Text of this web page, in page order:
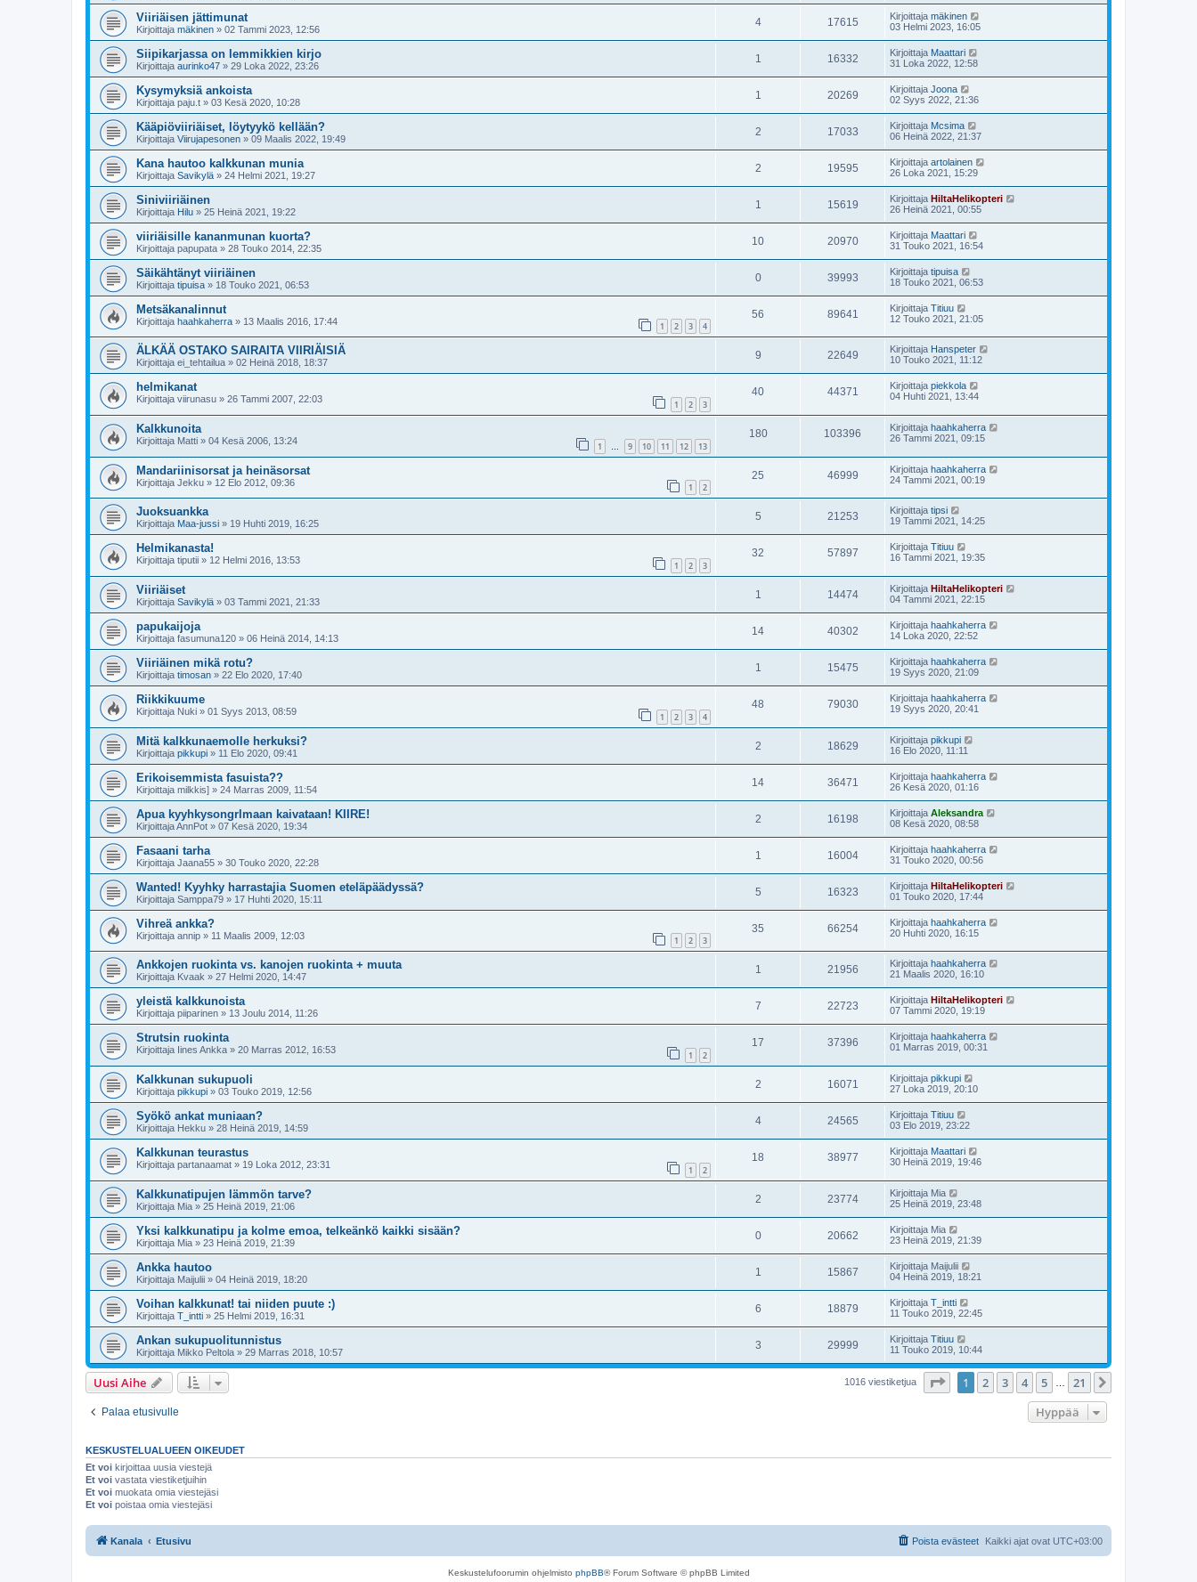
Viiriäisen jättimunat
Kirjoittaja mäkinen » 02 Tammi 2023, 12:56
4 17615 Kirjoittaja mäkinen
03 Helmi 2023, 16:05
Siipikarjassa on lemmikkien kirjo
Kirjoittaja aurinko47 » 29 Loka 2022, 23:26
1 16332 Kirjoittaja Maattari
31 Loka 2022, 12:58
Kysymyksiä ankoista
Kirjoittaja paju.t » 03 Kesä 2020, 10:28
1 20269 Kirjoittaja Joona
02 Syys 2022, 21:36
Kääpiöviiriäiset, löytyykö kellään?
Kirjoittaja Viirujapesonen » 09 Maalis 2022, 19:49
2 17033 Kirjoittaja Mcsima
06 Heinä 2022, 21:37
Kana hautoo kalkkunan munia
Kirjoittaja Savikylä » 24 Helmi 2021, 19:27
2 19595 Kirjoittaja artolainen
26 Loka 2021, 15:29
Siniviiriäinen
Kirjoittaja Hilu » 25 Heinä 2021, 19:22
1 15619 Kirjoittaja HiltaHelikopteri
26 Heinä 2021, 00:55
viiriäisille kananmunan kuorta?
Kirjoittaja papupata » 28 Touko 2014, 22:35
10 20970 Kirjoittaja Maattari
31 Touko 2021, 16:54
Säikähtänyt viiriäinen
Kirjoittaja tipuisa » 18 Touko 2021, 06:53
0 39993 Kirjoittaja tipuisa
18 Touko 2021, 06:53
Metsäkanalinnut
Kirjoittaja haahkaherra » 13 Maalis 2016, 17:44 1 2 3 4
56 89641 Kirjoittaja Titiuu
12 Touko 2021, 21:05
ÄLKÄÄ OSTAKO SAIRAITA VIIRIÄISIÄ
Kirjoittaja ei_tehtailua » 02 Heinä 2018, 18:37
9 22649 Kirjoittaja Hanspeter
10 Touko 2021, 11:12
helmikanat
Kirjoittaja viirunasu » 26 Tammi 2007, 22:03 1 2 3
40 44371 Kirjoittaja piekkola
04 Huhti 2021, 13:44
Kalkkunoita
Kirjoittaja Matti » 04 Kesä 2006, 13:24 1 … 9 10 11 12 13
180 103396 Kirjoittaja haahkaherra
26 Tammi 2021, 09:15
Mandariinisorsat ja heinäsorsat
Kirjoittaja Jekku » 12 Elo 2012, 09:36 1 2
25 46999 Kirjoittaja haahkaherra
24 Tammi 2021, 00:19
Juoksuankka
Kirjoittaja Maa-jussi » 19 Huhti 2019, 16:25
5 21253 Kirjoittaja tipsi
19 Tammi 2021, 14:25
Helmikanasta!
Kirjoittaja tiputii » 12 Helmi 2016, 13:53 1 2 3
32 57897 Kirjoittaja Titiuu
16 Tammi 2021, 19:35
Viiriäiset
Kirjoittaja Savikylä » 03 Tammi 2021, 21:33
1 14474 Kirjoittaja HiltaHelikopteri
04 Tammi 2021, 22:15
papukaijoja
Kirjoittaja fasumuna120 » 06 Heinä 2014, 14:13
14 40302 Kirjoittaja haahkaherra
14 Loka 2020, 22:52
Viiriäinen mikä rotu?
Kirjoittaja timosan » 22 Elo 2020, 17:40
1 15475 Kirjoittaja haahkaherra
19 Syys 2020, 21:09
Riikkikuume
Kirjoittaja Nuki » 01 Syys 2013, 08:59 1 2 3 4
48 79030 Kirjoittaja haahkaherra
19 Syys 2020, 20:41
Mitä kalkkunaemolle herkuksi?
Kirjoittaja pikkupi » 11 Elo 2020, 09:41
2 18629 Kirjoittaja pikkupi
16 Elo 2020, 11:11
Erikoisemmista fasuista??
Kirjoittaja milkkis] » 24 Marras 2009, 11:54
14 36471 Kirjoittaja haahkaherra
26 Kesä 2020, 01:16
Apua kyyhkysongrlmaan kaivataan! KIIRE!
KirjoittajaAnnPot » 07 Kesä 2020, 19:34
2 16198 Kirjoittaja Aleksandra
08 Kesä 2020, 08:58
Fasaani tarha
Kirjoittaja Jaana55 » 30 Touko 2020, 22:28
1 16004 Kirjoittaja haahkaherra
31 Touko 2020, 00:56
Wanted! Kyyhky harrastajia Suomen eteläpäädyssä?
Kirjoittaja Samppa79 » 17 Huhti 2020, 15:11
5 16323 Kirjoittaja HiltaHelikopteri
01 Touko 2020, 17:44
Vihreä ankka?
Kirjoittaja annip » 11 Maalis 2009, 12:03 1 2 3
35 66254 Kirjoittaja haahkaherra
20 Huhti 2020, 16:15
Ankkojen ruokinta vs. kanojen ruokinta + muuta
Kirjoittaja Kvaak » 27 Helmi 2020, 14:47
1 21956 Kirjoittaja haahkaherra
21 Maalis 2020, 16:10
yleistä kalkkunoista
Kirjoittaja piiparinen » 13 Joulu 2014, 11:26
7 22723 Kirjoittaja HiltaHelikopteri
07 Tammi 2020, 19:19
Strutsin ruokinta
Kirjoittaja Iines Ankka » 20 Marras 2012, 16:53 1 2
17 37396 Kirjoittaja haahkaherra
01 Marras 2019, 00:31
Kalkkunan sukupuoli
Kirjoittaja pikkupi » 03 Touko 2019, 12:56
2 16071 Kirjoittaja pikkupi
27 Loka 2019, 20:10
Syökö ankat muniaan?
Kirjoittaja Hekku » 28 Heinä 2019, 14:59
4 24565 Kirjoittaja Titiuu
03 Elo 2019, 23:22
Kalkkunan teurastus
Kirjoittaja partanaamat » 19 Loka 2012, 23:31 1 2
18 38977 Kirjoittaja Maattari
30 Heinä 2019, 19:46
Kalkkunatipujen lämmön tarve?
Kirjoittaja Mia » 25 Heinä 2019, 21:06
2 23774 Kirjoittaja Mia
25 Heinä 2019, 23:48
Yksi kalkkunatipu ja kolme emoa, telkeänkö kaikki sisään?
Kirjoittaja Mia » 23 Heinä 2019, 21:39
0 20662 Kirjoittaja Mia
23 Heinä 2019, 21:39
Ankka hautoo
Kirjoittaja Maijulii » 04 Heinä 2019, 18:20
1 15867 Kirjoittaja Maijulii
04 Heinä 2019, 18:21
Voihan kalkkunat! tai niiden puute :)
Kirjoittaja T_intti » 25 Helmi 2019, 16:31
6 18879 Kirjoittaja T_intti
11 Touko 2019, 22:45
Ankan sukupuolitunnistus
Kirjoittaja Mikko Peltola » 29 Marras 2018, 10:57
3 29999 Kirjoittaja Titiuu
11 Touko 2019, 10:44
Uusi Aihe 1016 viestiketjua Sivu 21
1 2 3 4 5 21
Palaa etusivulle Hyppää
KESKUSTELUALUEEN OIKEUDET
Et voi kirjoittaa uusia viestejä
Et voi vastata viestiketjuihin
Et voi muokata omia viestejäsi
Et voi poistaa omia viestejäsi
Kanala Etusivu Kaikki ajat ovat UTC+03:00
Poista evästeet
Keskustelufoorumin ohjelmisto phpBB® Forum Software © phpBB Limited